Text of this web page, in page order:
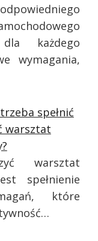
każdego
wymagania,
spełnić
warsztat
warsztat
spełnienie
które